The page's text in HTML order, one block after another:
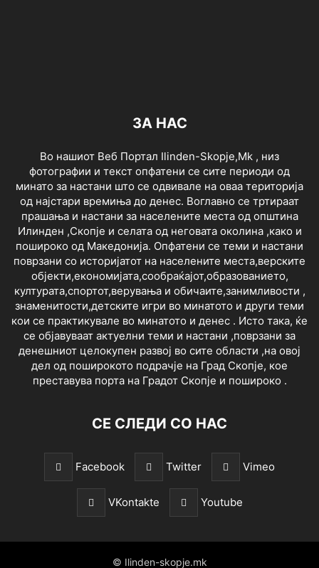
ЗА НАС
Во нашиот Веб Портал Ilinden-Skopje,Mk , низ
фотографии и текст опфатени се сите периоди од
минато за настани што се одвивале на оваа територија
од најстари времиња до денес. Воглавно се тртираат
прашања и настани за населените места од општина
Илинден ,Скопје и селата од неговата околина ,како и
пошироко од Македонија. Опфатени се теми и настани
поврзани со историјатот на населените места,верските
објекти,економијата,сообраќајот,образованието,
културата,спортот,верувања и обичаите,занимливости ,
знаменитости,детските игри во минатото и други теми
кои се практикувале во минатото и денес . Исто така, ќе
се објавуваат актуелни теми и настани ,поврзани за
денешниот целокупен развој во сите области ,на овој
дел од поширокото подрачје на Град Скопје, кое
преставува порта на Градот Скопје и пошироко .
СЕ СЛЕДИ СО НАС
Facebook Twitter Vimeo
VKontakte Youtube
© Ilinden-skopje.mk